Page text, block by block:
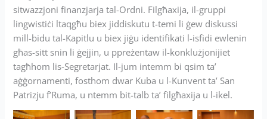
sitwazzjoni finanzjarja tal-Ordni. Filgħaxija, il-gruppi
lingwistiċi ltaqgħu biex jiddiskutu t-temi li ġew diskussi
mill-bidu tal-Kapitlu u biex jiġu identifikati l-isfidi ewlenin
għas-sitt snin li ġejjin, u ppreżentaw il-konklużjonijiet
tagħhom lis-Segretarjat. Il-jum intemm bi qsim ta’
aġġornamenti, fosthom dwar Kuba u l-Kunvent ta’ San
Patrizju f’Ruma, u ntemm bit-talb ta’ filgħaxija u l-ikel.